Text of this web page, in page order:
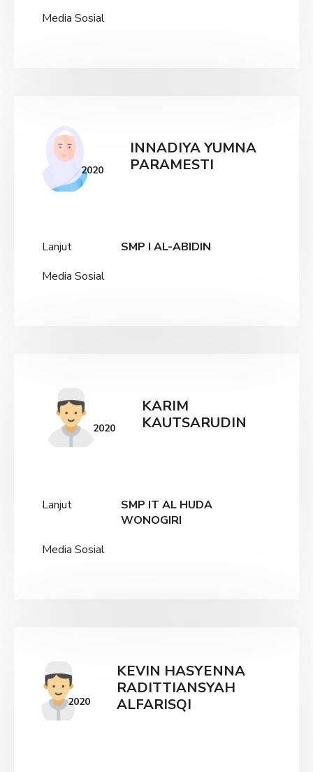
Media Sosial
2020
INNADIYA YUMNA
PARAMESTI
Lanjut
SMP I AL-ABIDIN
Media Sosial
2020
KARIM
KAUTSARUDIN
Lanjut
SMP IT AL HUDA
WONOGIRI
Media Sosial
2020
KEVIN HASYENNA
RADITTIANSYAH
ALFARISQI